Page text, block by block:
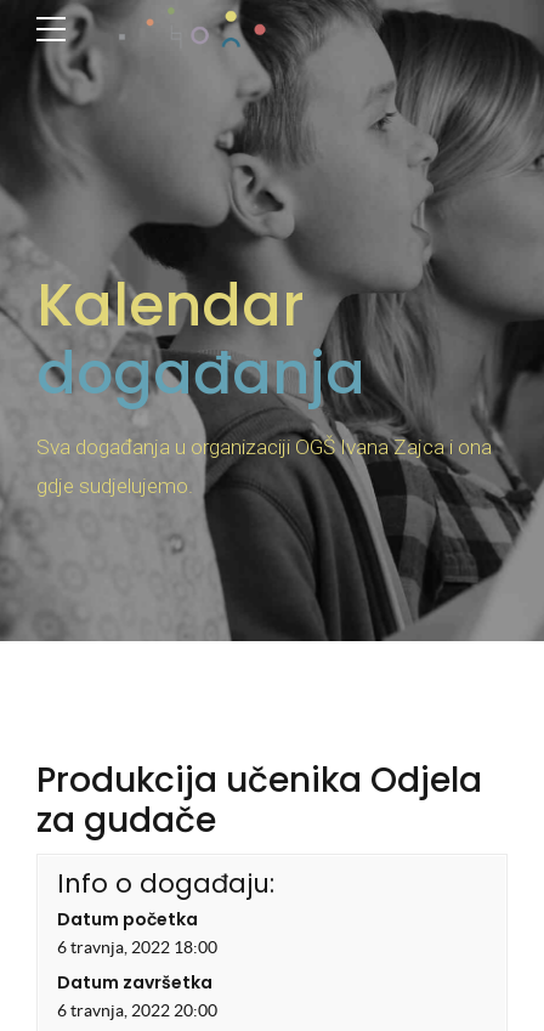
Kalendar
događanja
Sva događanja u organizaciji OGŠ Ivana Zajca i ona
gdje sudjelujemo.
Produkcija učenika Odjela
za gudače
Info o događaju:
Datum početka
6 travnja, 2022 18:00
Datum završetka
6 travnja, 2022 20:00